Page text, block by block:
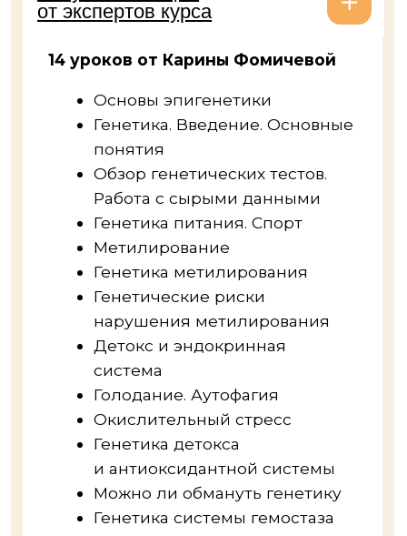
поэтому программа курса дополняется
Как проходит практика